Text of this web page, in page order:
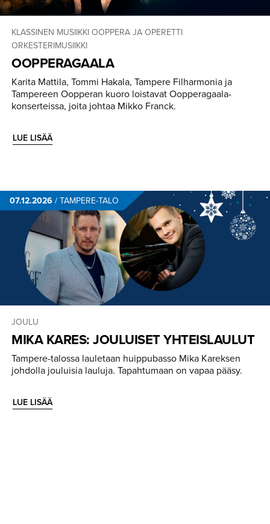
KLASSINEN MUSIIKKIOOPPERA JA OPERETTI
ORKESTERIMUSIIKKI
OOPPERAGAALA
Karita Mattila, Tommi Hakala, Tampere Filharmonia ja
Tampereen Oopperan kuoro loistavat Oopperagaala-
konserteissa, joita johtaa Mikko Franck.
LUE LISÄÄ
07.12.2026 /TAMPERE-TALO
JOULU
MIKA KARES: JOULUISET YHTEISLAULUT
Tampere-talossa lauletaan huippubasso Mika Kareksen
johdolla jouluisia lauluja. Tapahtumaan on vapaa pääsy.
LUE LISÄÄ